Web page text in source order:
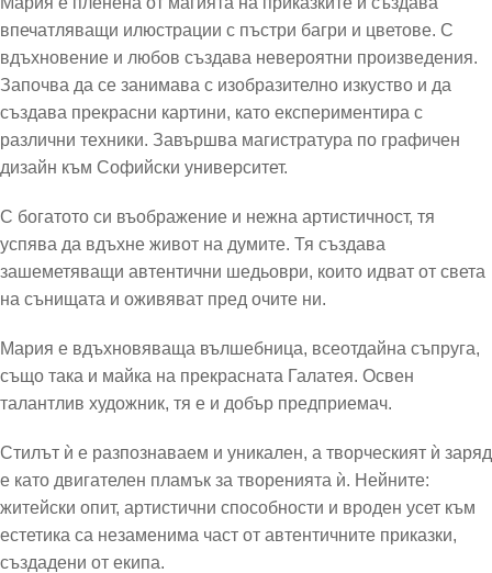
впечатляващи илюстрации с пъстри багри и цветове. С
вдъхновение и любов създава невероятни произведения.
Започва да се занимава с изобразително изкуство и да
създава прекрасни картини, като експериментира с
различни техники. Завършва магистратура по графичен
дизайн към Софийски университет.
С богатото си въображение и нежна артистичност, тя
успява да вдъхне живот на думите. Тя създава
зашеметяващи автентични шедьоври, които идват от света
на сънищата и оживяват пред очите ни.
Мария е вдъхновяваща вълшебница, всеотдайна съпруга,
също така и майка на прекрасната Галатея. Освен
талантлив художник, тя е и добър предприемач.
Стилът ѝ е разпознаваем и уникален, а творческият ѝ заряд
е като двигателен пламък за творенията ѝ. Нейните:
житейски опит, артистични способности и вроден усет към
естетика са незаменима част от автентичните приказки,
създадени от екипа.